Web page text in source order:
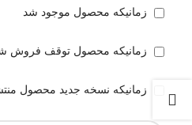
زمانیکه محصول موجود شد
زمانیکه محصول توقف فروش
زمانیکه نسخه جدید محصول